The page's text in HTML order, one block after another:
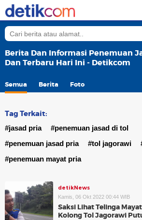
Berita Dan Informasi Penemuan
Dan Terbaru Hari Ini - Detikcom
Semua Berita Foto
Tag Terkait:
#jasad pria
#penemuan jasad di tol
#penemuan jasad pria
#tol jagorawi
#penemuan mayat pria
detikNews
Kamis, 06 Okt 2022 00:44 WIB
Saksi Lihat Telinga
Kolong Tol Jagorawi